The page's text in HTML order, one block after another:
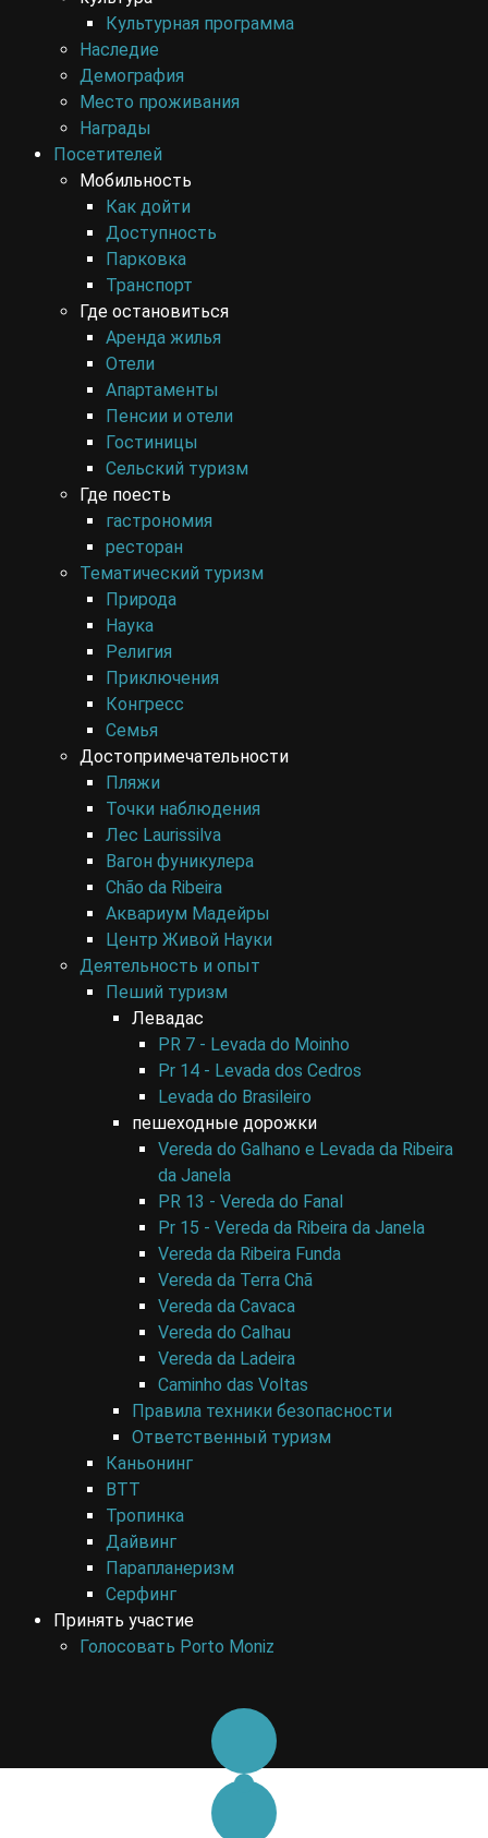
Культурная программа
Наследие
Демография
Место проживания
Награды
Посетителей
Мобильность
Как дойти
Доступность
Парковка
Транспорт
Где остановиться
Аренда жилья
Отели
Апартаменты
Пенсии и отели
Гостиницы
Сельский туризм
Где поесть
гастрономия
ресторан
Тематический туризм
Природа
Наука
Религия
Приключения
Конгресс
Семья
Достопримечательности
Пляжи
Точки наблюдения
Лес Laurissilva
Вагон фуникулера
Chão da Ribeira
Аквариум Мадейры
Центр Живой Науки
Деятельность и опыт
Пеший туризм
Левадас
PR 7 - Levada do Moinho
Pr 14 - Levada dos Cedros
Levada do Brasileiro
пешеходные дорожки
Vereda do Galhano e Levada da Ribeira
da Janela
PR 13 - Vereda do Fanal
Pr 15 - Vereda da Ribeira da Janela
Vereda da Ribeira Funda
Vereda da Terra Chã
Vereda da Cavaca
Vereda do Calhau
Vereda da Ladeira
Caminho das Voltas
Правила техники безопасности
Ответственный туризм
Каньонинг
BTT
Тропинка
Дайвинг
Парапланеризм
Серфинг
Принять участие
Голосовать Porto Moniz